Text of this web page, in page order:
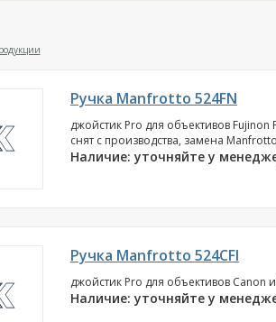
Ручка Manfrotto 524FN
джойстик Pro для объективов Fujinon
cнят с производства, замена
Наличие: уточняйте у
Ручка Manfrotto 524CFI
джойстик Pro для объективов Canon
Наличие: уточняйте у